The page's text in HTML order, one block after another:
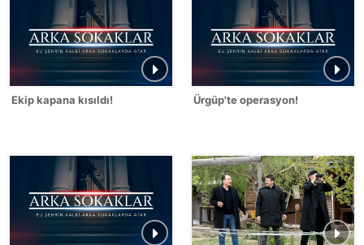
Ekip kapana kısıldı! Ürgüp'te operasyon!